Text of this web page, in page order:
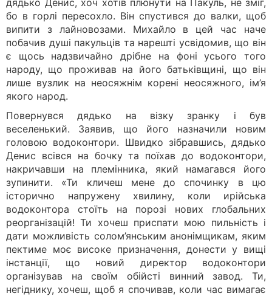
дядько Денис, хоч хотів плюнути на Пакуль, не зміг,
бо в горлі пересохло. Він спустився до валки, щоб
випити з лайновозами. Михайло в цей час наче
побачив душі пакульців та нарешті усвідомив, що він
є щось надзвичайно дрібне на фоні усього того
народу, що проживав на його батьківщині, що він
лише вузлик на неосяжнім корені неосяжного, ім’я
якого народ.
Повернувся дядько на візку зранку і був
веселенький. Заявив, що його назначили новим
головою водоконтори. Швидко зібравшись, дядько
Денис всівся на бочку та поїхав до водоконтори,
накричавши на племінника, який намагався його
зупинити. «Ти кличеш мене до спочинку в цю
історично напружену хвилину, коли ирійська
водоконтора стоїть на порозі нових глобальних
реорганізацій! Ти хочеш приспати мою пильність і
дати можливість солом’янським анонімщикам, яким
пектиме моє високе призначення, донести у вищі
інстанції, що новий директор водоконтори
організував на своїм обійсті винний завод. Ти,
негіднику, хочеш, щоб я спочивав, коли час вимагає